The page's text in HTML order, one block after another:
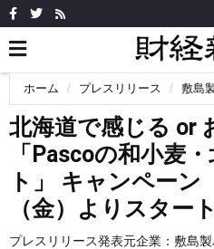
ホーム プレスリリース 敷島
北海道で感じる or
「Pascoの和小麦
ト」 キャンペー
（金）よりスター
プレスリリース発表元企業： 敷島